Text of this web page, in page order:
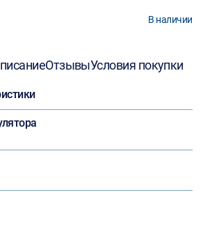
В наличии
ОтзывыУсловия покупки